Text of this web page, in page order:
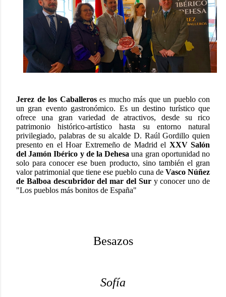
Jerez de los Caballeroses mucho más que un pueblo con
un gran evento gastronómico. Es un destino turístico que
ofrece una gran variedad de atractivos, desde su rico
patrimonio histórico-artístico hasta su entorno natural
privilegiado, palabras de su alcalde D. Raúl Gordillo quien
presento en el Hoar Extremeño de Madrid el XXV Salón
del Jamón Ibérico y de la Dehesa una gran oportunidad no
solo para conocer ese buen producto, sino también el gran
valor patrimonial que tiene ese pueblo cuna de Vasco Núñez
de Balboa descubridor del mar del Sur y conocer uno de
"Los pueblos más bonitos de España"
Besazos
Sofía